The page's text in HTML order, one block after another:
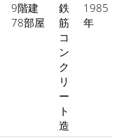
9階建
78部屋
鉄
筋
コ
ン
ク
リ
ー
ト
造
1985
年